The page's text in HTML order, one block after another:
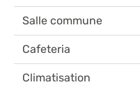
Salle commune
Cafeteria
Climatisation